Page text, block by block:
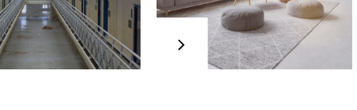
Rénovation
d’un
appartement
de 250m2
Rénovation
complète
d’un
gymnase